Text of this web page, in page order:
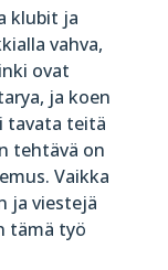
klubit ja
vahva,
ovat
ja koen
tavata teitä
tehtävä on
Vaikka
ja viestejä
tämä työ